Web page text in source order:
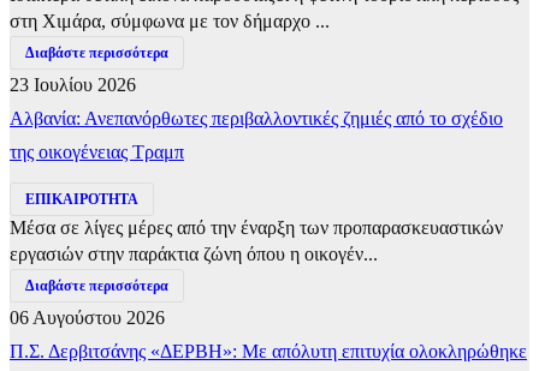
στη Χιμάρα, σύμφωνα με τον δήμαρχο ...
Διαβάστε περισσότερα
23 Ιουλίου 2026
Αλβανία: Ανεπανόρθωτες περιβαλλοντικές ζημιές από το σχέδιο
της οικογένειας Τραμπ
ΕΠΙΚΑΙΡΟΤΗΤΑ
Μέσα σε λίγες μέρες από την έναρξη των προπαρασκευαστικών
εργασιών στην παράκτια ζώνη όπου η οικογέν...
Διαβάστε περισσότερα
06 Αυγούστου 2026
Π.Σ. Δερβιτσάνης «ΔΕΡΒΗ»: Με απόλυτη επιτυχία ολοκληρώθηκε